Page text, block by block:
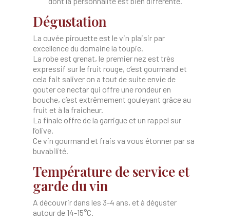
Dégustation
La cuvée pirouette est le vin plaisir par
excellence du domaine la toupie.
La robe est grenat, le premier nez est très
expressif sur le fruit rouge, c’est gourmand et
cela fait saliver on a tout de suite envie de
gouter ce nectar qui offre une rondeur en
bouche, c’est extrêmement gouleyant grâce au
fruit et à la fraicheur.
La finale offre de la garrigue et un rappel sur
l’olive.
Ce vin gourmand et frais va vous étonner par sa
buvabilité.
Température de service et
garde du vin
A découvrir dans les 3-4 ans, et à déguster
autour de 14-15°C.